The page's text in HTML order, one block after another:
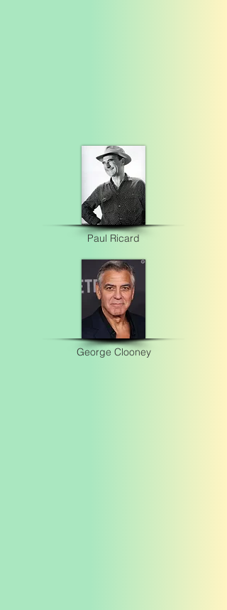
Paul Ricard
George Clooney